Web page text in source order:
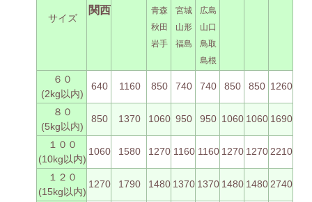
サイズ
関西
青森
秋田
岩手
宮城
山形
福島
広島
山口
鳥取
島根
６０
(2kg以内)
640 1160 850 740 740 850 850 1260
８０
(5kg以内)
850 1370 1060 950 950 1060 1060 1690
１００
(10kg以内)
1060 1580 1270 1160 1160 1270 1270 2210
１２０
(15kg以内)
1270 1790 1480 1370 1370 1480 1480 2740